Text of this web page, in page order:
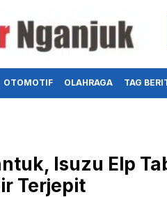
OTOMOTIF OLAHRAGA TAG
Isuzu Elp
Terjepit